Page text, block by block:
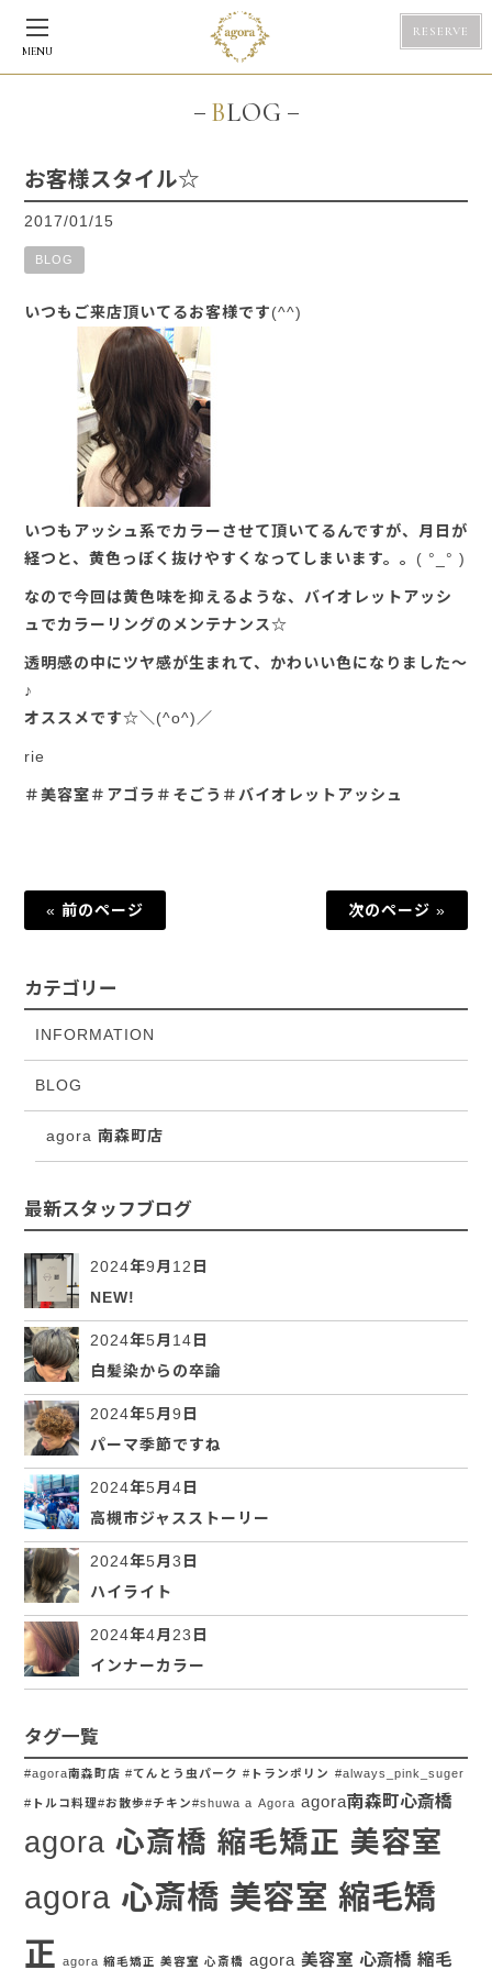
MENU
RESERVE
BLOG
お客様スタイル☆
2017/01/15
BLOG
いつもご来店頂いてるお客様です(^^)
いつもアッシュ系でカラーさせて頂いてるんですが、月日が
経つと、黄色っぽく抜けやすくなってしまいます。。( °_° )
なので今回は黄色味を抑えるような、バイオレットアッシ
ュでカラーリングのメンテナンス☆
透明感の中にツヤ感が生まれて、かわいい色になりました～
♪
オススメです☆＼(^o^)／
rie
＃美容室＃アゴラ＃そごう＃バイオレットアッシュ
« 前のページ 次のページ »
カテゴリー
INFORMATION
BLOG
agora 南森町店
最新スタッフブログ
2024年9月12日
NEW!
2024年5月14日
白髪染からの卒論
2024年5月9日
パーマ季節ですね
2024年5月4日
高槻市ジャスストーリー
2024年5月3日
ハイライト
2024年4月23日
インナーカラー
タグ一覧
#agora南森町店 #てんとう虫パーク #トランポリン #always_pink_suger
#トルコ料理#お散歩#チキン#shuwa a Agora agora南森町心斎橋
agora 心斎橋 縮毛矯正 美容室
agora 心斎橋 美容室 縮毛矯
正 agora 縮毛矯正 美容室 心斎橋 agora 美容室 心斎橋 縮毛